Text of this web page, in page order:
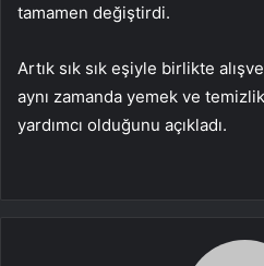
tamamen değiştirdi.
Artık sık sık eşiyle birlikte
aynı zamanda yemek ve
yardımcı olduğunu açıkladı.